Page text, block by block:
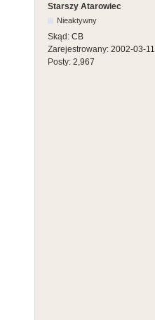
Starszy Atarowiec
Nieaktywny
Skąd: CB
Zarejestrowany: 2002-03-11
Posty: 2,967